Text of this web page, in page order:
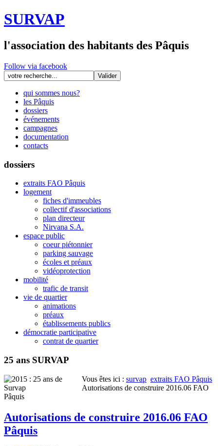
SURVAP
l'association des habitants des Pâquis
Follow via facebook
qui sommes nous?
les Pâquis
dossiers
événements
campagnes
documentation
contacts
dossiers
extraits FAO Pâquis
logement
fiches d'immeubles
collectif d'associations
plan directeur
Nirvana S.A.
espace public
coeur piétonnier
parking sauvage
écoles et préaux
vidéoprotection
mobilité
trafic de transit
vie de quartier
animations
préaux
établissements publics
démocratie participative
contrat de quartier
25 ans SURVAP
Vous êtes ici : survap extraits FAO Pâquis
Autorisations de construire 2016.06 FAO
Pâquis
Autorisations de construire 2016.06 FAO
Pâquis